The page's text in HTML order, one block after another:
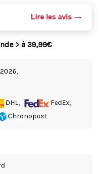
Lire les avis
> à 39,99€
DHL,
FedEx,
Chronopost